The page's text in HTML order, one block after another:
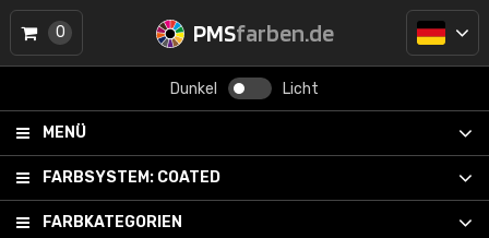
PMSfarben.de
Dunkel Licht
MENÜ
FARBSYSTEM: COATED
FARBKATEGORIEN
0